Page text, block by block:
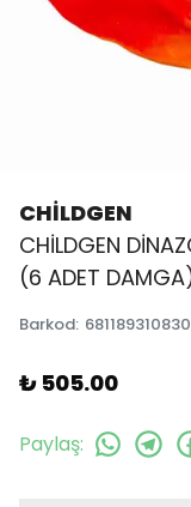
CHİLDGEN
CHİLDGEN
(6 ADET
Barkod: 681189310830
₺ 505.00
Paylaş: